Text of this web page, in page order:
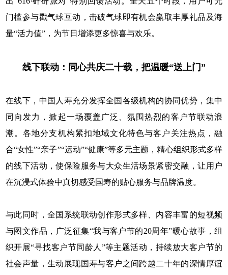
门槛参与戳气球互动，击破气球即有机会赢取丰厚礼品及海
量“活力值”，为节日增添更多惊喜与欢乐。
线下联动：同心共庆二十载，把温暖“送上门”
在线下，中国人寿充分发挥全国各级机构的协同优势，集中
同向发力，掀起一场覆盖广泛、氛围热烈的客户节联动浪
潮。各地分支机构紧扣地域文化特色与客户关注热点，融
合“女性”“亲子”“运动”“健康”等多元主题，精心组织形式多样
的线下活动，使保险服务与大众生活场景紧密交融，让用户
在沉浸式体验中真切感受国寿的贴心服务与品牌温度。
与此同时，全国系统联动创作形式多样、内容丰富的短视频
与图文作品，广泛征集“我与客户节的20周年”暖心故事，组
织开展“寻找客户节同龄人”等主题活动，持续放大客户节的
社会声量，生动展现国寿与客户之间跨越二十年的深情厚谊